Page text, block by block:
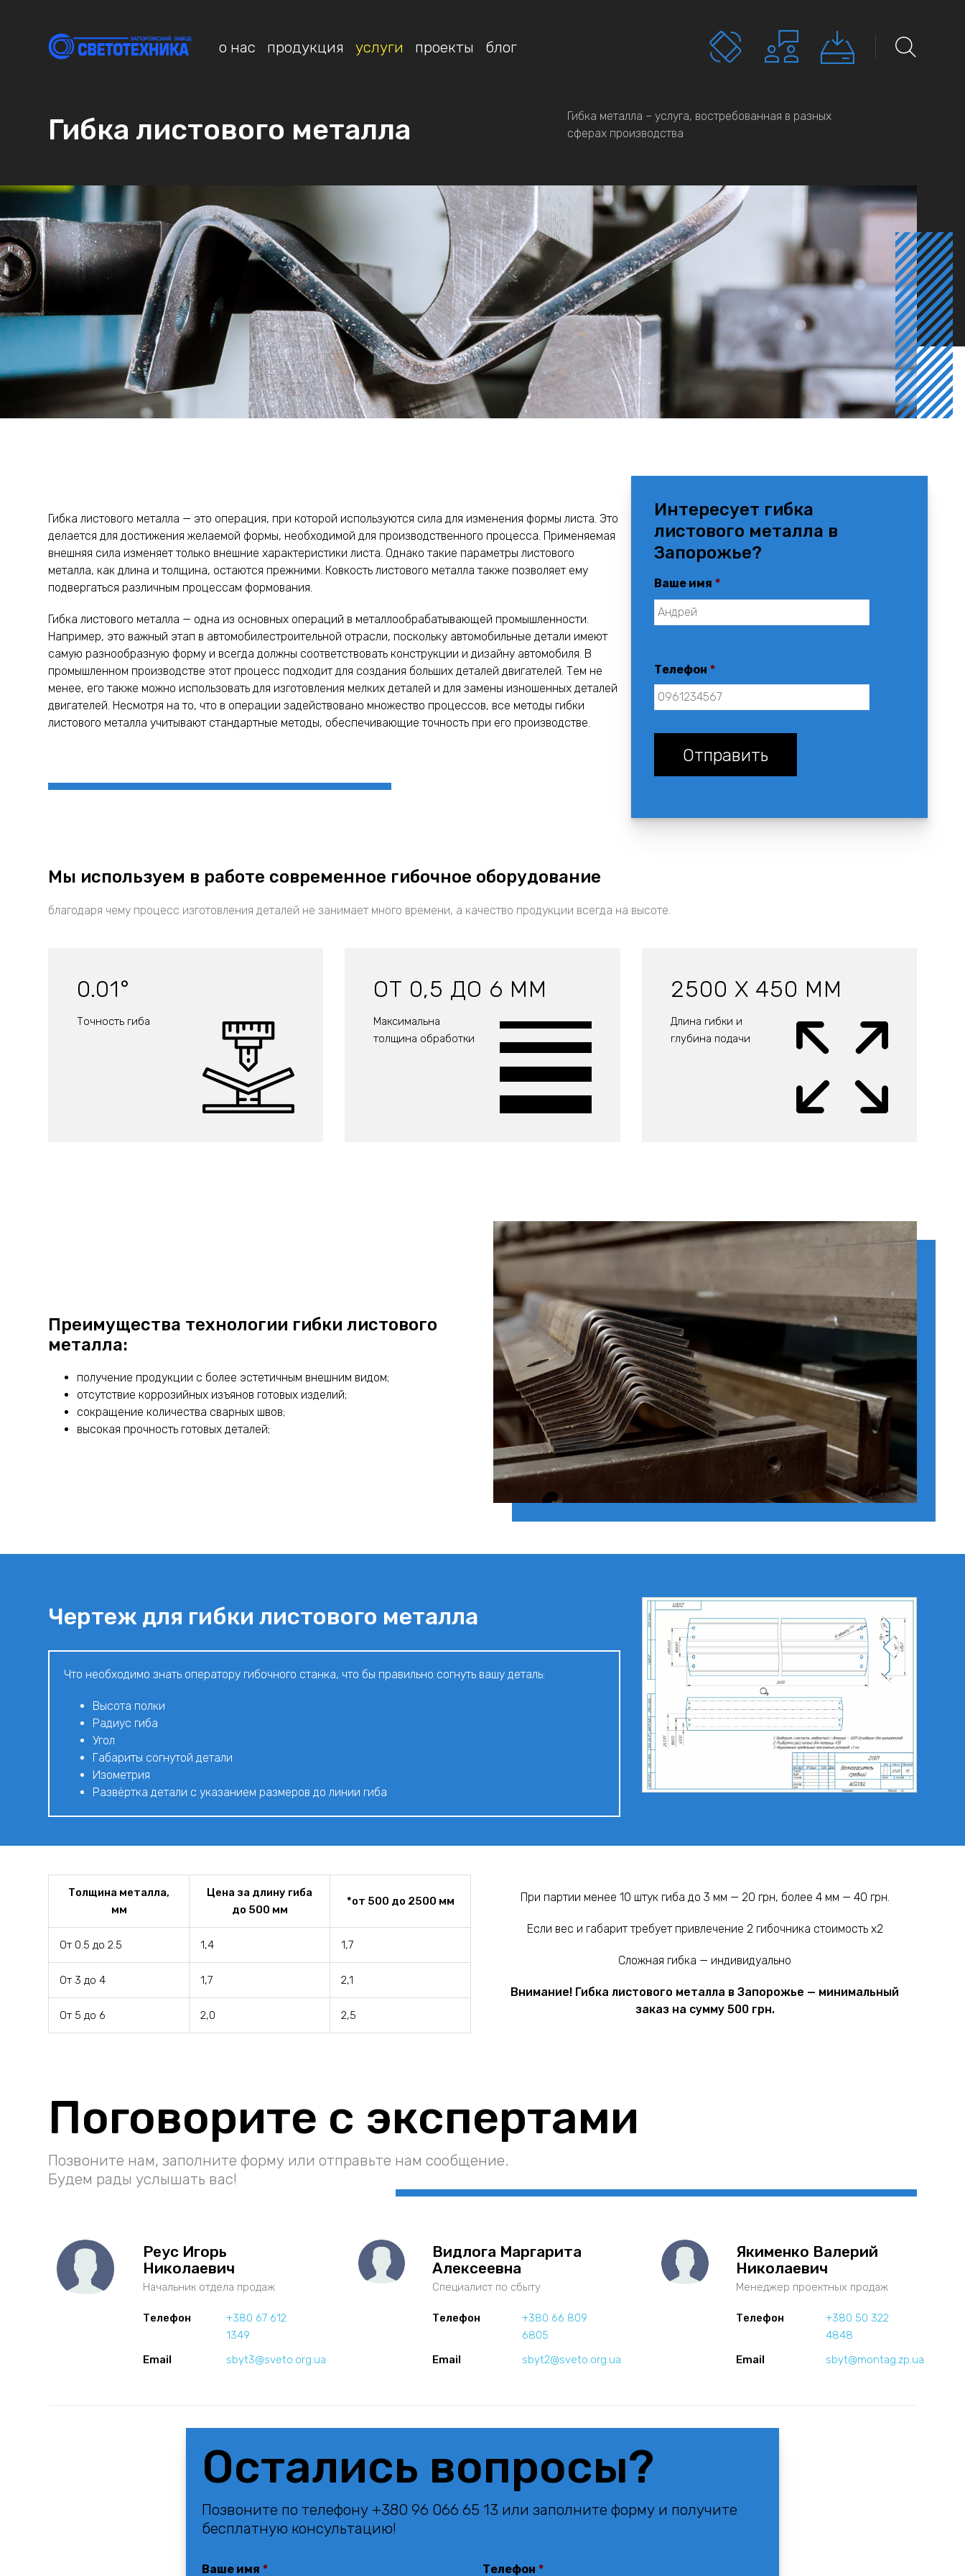
о нас продукция услуги проекты блог
Гибка листового металла
Гибка металла – услуга, востребованная в разных
сферах производства
Гибка листового металла — это операция, при которой используются сила для изменения формы листа. Это
делается для достижения желаемой формы, необходимой для производственного процесса. Применяемая
внешняя сила изменяет только внешние характеристики листа. Однако такие параметры листового
металла, как длина и толщина, остаются прежними. Ковкость листового металла также позволяет ему
подвергаться различным процессам формования.
Гибка листового металла — одна из основных операций в металлообрабатывающей промышленности.
Например, это важный этап в автомобилестроительной отрасли, поскольку автомобильные детали имеют
самую разнообразную форму и всегда должны соответствовать конструкции и дизайну автомобиля. В
промышленном производстве этот процесс подходит для создания больших деталей двигателей. Тем не
менее, его также можно использовать для изготовления мелких деталей и для замены изношенных деталей
двигателей. Несмотря на то, что в операции задействовано множество процессов, все методы гибки
листового металла учитывают стандартные методы, обеспечивающие точность при его производстве.
Интересует гибка
листового металла в
Запорожье?
Ваше имя *
Телефон *
Мы используем в работе современное гибочное оборудование
благодаря чему процесс изготовления деталей не занимает много времени, а качество продукции всегда на высоте.
0.01°
Точность гиба
ОТ 0,5 ДО 6 ММ
Максимальна
толщина обработки
2500 X 450 ММ
Длина гибки и
глубина подачи
Преимущества технологии гибки листового
металла:
получение продукции с более эстетичным внешним видом;
отсутствие коррозийных изъянов готовых изделий;
сокращение количества сварных швов;
высокая прочность готовых деталей;
Чертеж для гибки листового металла
Что необходимо знать оператору гибочного станка, что бы правильно согнуть вашу деталь:
Высота полки
Радиус гиба
Угол
Габариты согнутой детали
Изометрия
Развёртка детали с указанием размеров до линии гиба
Толщина металла,
мм
Цена за длину гиба
до 500 мм
*от 500 до 2500 мм
От 0.5 до 2.5 1,4 1,7
От 3 до 4 1,7 2,1
От 5 до 6 2,0 2,5
При партии менее 10 штук гиба до 3 мм — 20 грн, более 4 мм — 40 грн.
Если вес и габарит требует привлечение 2 гибочника стоимость х2
Сложная гибка — индивидуально
Внимание! Гибка листового металла в Запорожье — минимальный
заказ на сумму 500 грн.
Поговорите с экспертами
Позвоните нам, заполните форму или отправьте нам сообщение.
Будем рады услышать вас!
Реус Игорь
Николаевич
Начальник отдела продаж
Телефон
+380 67 612
1349
Email
sbyt3@sveto.org.ua
Видлога Маргарита
Алексеевна
Специалист по сбыту
Телефон
+380 66 809
6805
Email
sbyt2@sveto.org.ua
Якименко Валерий
Николаевич
Менеджер проектных продаж
Телефон
+380 50 322
4848
Email
sbyt@montag.zp.ua
Остались вопросы?
Позвоните по телефону +380 96 066 65 13 или заполните форму и получите
бесплатную консультацию!
Ваше имя * Телефон *